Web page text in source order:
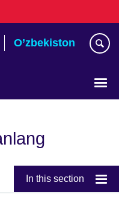
O’zbekiston
In this section